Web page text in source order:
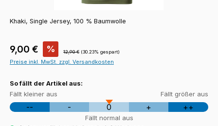
Khaki, Single Jersey, 100 % Baumwolle
Verkaufspreis:
9,00 € % Regulärer Preis:
12,90 € (30.23% gespart)
Preise inkl. MwSt. zzgl. Versandkosten
So fällt der Artikel aus:
Fällt kleiner aus Fällt größer aus
-- - 0 + ++
Fällt normal aus